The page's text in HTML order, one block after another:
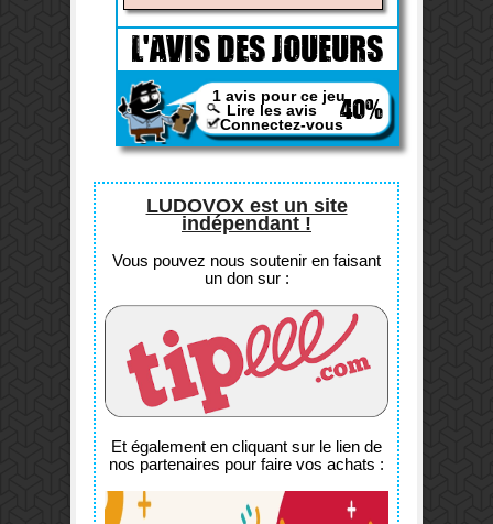
L'AVIS DES JOUEURS
1 avis pour ce jeu
Lire les avis
Connectez-vous40%
LUDOVOX est un site
indépendant !
Vous pouvez nous soutenir en faisant
un don sur :
Et également en cliquant sur le lien de
nos partenaires pour faire vos achats :